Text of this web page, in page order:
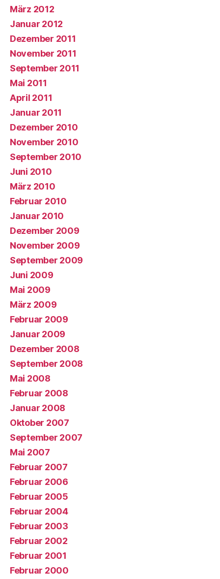
März 2012
Januar 2012
Dezember 2011
November 2011
September 2011
Mai 2011
April 2011
Januar 2011
Dezember 2010
November 2010
September 2010
Juni 2010
März 2010
Februar 2010
Januar 2010
Dezember 2009
November 2009
September 2009
Juni 2009
Mai 2009
März 2009
Februar 2009
Januar 2009
Dezember 2008
September 2008
Mai 2008
Februar 2008
Januar 2008
Oktober 2007
September 2007
Mai 2007
Februar 2007
Februar 2006
Februar 2005
Februar 2004
Februar 2003
Februar 2002
Februar 2001
Februar 2000